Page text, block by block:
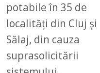
potabile în 35 de
localități din Cluj și
Sălaj, din cauza
suprasolicitării